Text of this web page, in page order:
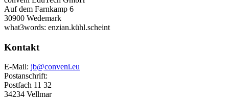
Auf dem Farnkamp 6
30900 Wedemark
what3words: enzian.kühl.scheint
Kontakt
E-Mail: jb@conveni.eu
Postanschrift:
Postfach 11 32
34234 Vellmar